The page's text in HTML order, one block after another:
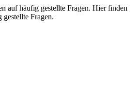
auf häufig gestellte Fragen. Hier finden
Fragen.